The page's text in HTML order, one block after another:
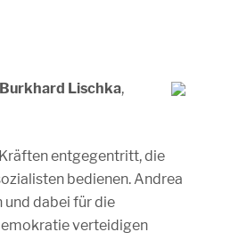
Burkhard Lischka,
entgegentritt, die
bedienen. Andrea
und dabei für die
verteidigen